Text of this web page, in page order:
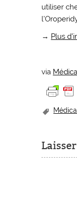
utiliser
→ Plus
via